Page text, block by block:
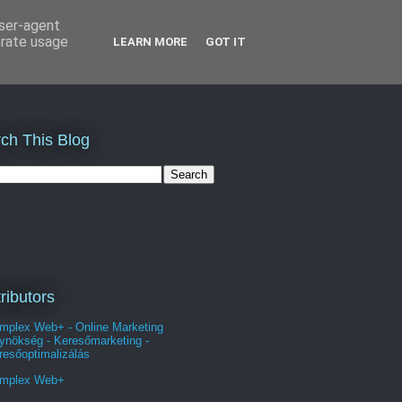
This Blog
Web+ - Online Marketing
- Keresőmarketing -
Web+
agent
usage
LEARN MORE GOT IT